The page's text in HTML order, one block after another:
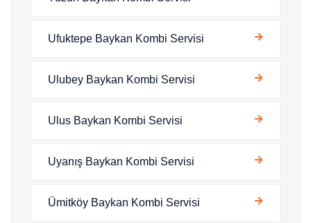
Ufuktepe Baykan Kombi Servisi
Ulubey Baykan Kombi Servisi
Ulus Baykan Kombi Servisi
Uyanış Baykan Kombi Servisi
Ümitköy Baykan Kombi Servisi